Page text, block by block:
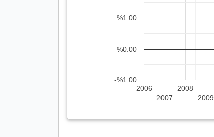
2006
2007
2008
2009
-%1.00
%0.00
%1.00